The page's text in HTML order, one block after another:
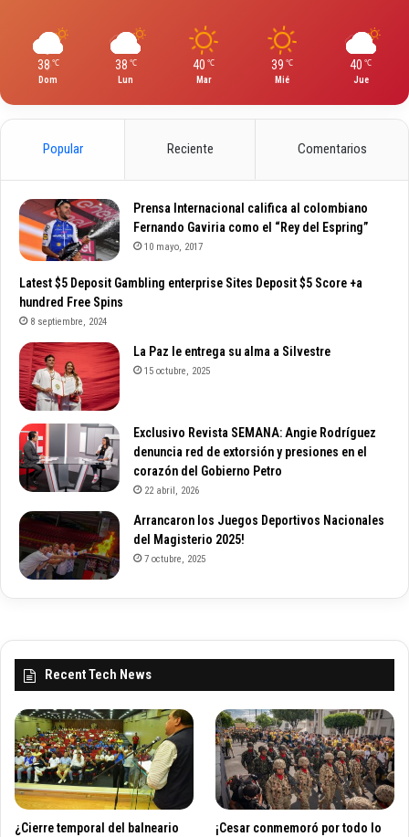
38 ℃
Dom
38 ℃
Lun
40 ℃
Mar
39 ℃
Mié
40 ℃
Jue
Popular Reciente Comentarios
Prensa Internacional califica al colombiano
Fernando Gaviria como el “Rey del Espring”
10 mayo, 2017
Latest $5 Deposit Gambling enterprise Sites Deposit $5 Score +a
hundred Free Spins
8 septiembre, 2024
La Paz le entrega su alma a Silvestre
15 octubre, 2025
Exclusivo Revista SEMANA: Angie Rodríguez
denuncia red de extorsión y presiones en el
corazón del Gobierno Petro
22 abril, 2026
Arrancaron los Juegos Deportivos Nacionales
del Magisterio 2025!
7 octubre, 2025
Recent Tech News
¿Cierre temporal del balneario
¡Cesar conmemoró por todo lo